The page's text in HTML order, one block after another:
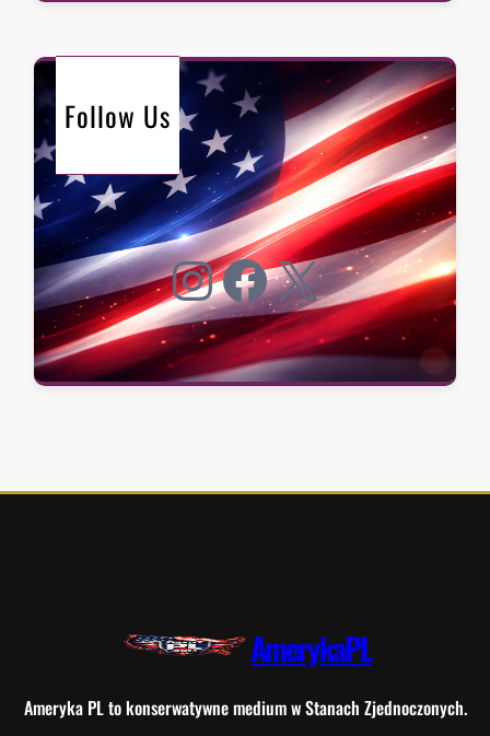
Follow Us
Instagram Facebook X
AmerykaPL
Ameryka PL to konserwatywne medium w Stanach Zjednoczonych.